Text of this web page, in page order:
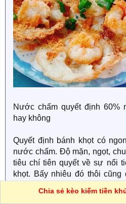
Nước chấm quyết định 60%
hay không
Quyết định bánh khọt có
nước chấm. Độ mặn, ngọt,
tiêu chí tiên quyết về sự nổi
khọt. Bấy nhiêu đó thôi
Chia sẻ kèo kiếm tiền